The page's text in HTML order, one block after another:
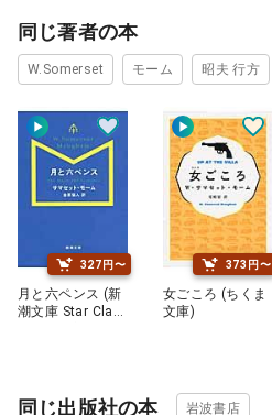
同じ著者の本
W.Somerset モーム 昭夫 行方
327円〜
月と六ペンス (新
潮文庫 Star Clas
373円〜
女ごころ (ちくま
文庫)
同じ出版社の本 岩波書店